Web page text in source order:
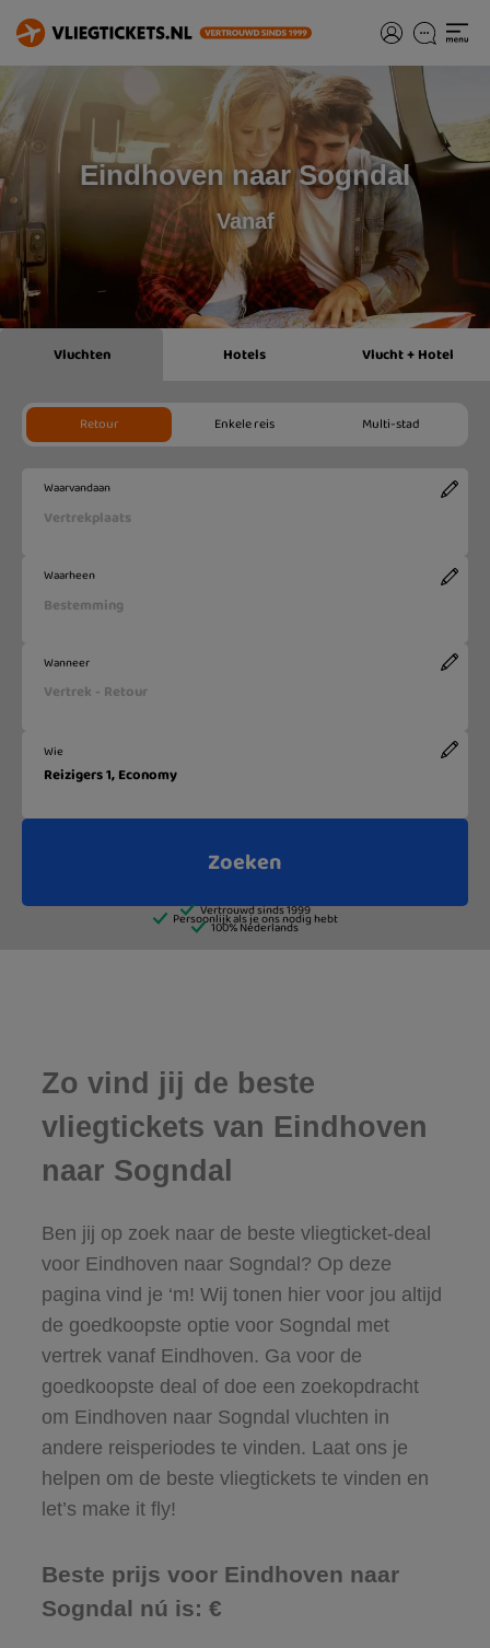
Eindhoven naar Sogndal
Vanaf
Zo vind jij de beste
vliegtickets van Eindhoven
naar Sogndal
Ben jij op zoek naar de beste vliegticket-deal
voor Eindhoven naar Sogndal? Op deze
pagina vind je ‘m! Wij tonen hier voor jou altijd
de goedkoopste optie voor Sogndal met
vertrek vanaf Eindhoven. Ga voor de
goedkoopste deal of doe een zoekopdracht
om Eindhoven naar Sogndal vluchten in
andere reisperiodes te vinden. Laat ons je
helpen om de beste vliegtickets te vinden en
let’s make it fly!
Beste prijs voor Eindhoven naar
Sogndal nú is: €